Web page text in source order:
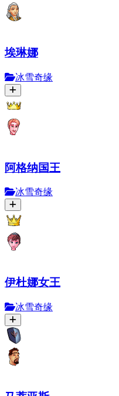
埃琳娜
冰雪奇缘
阿格纳国王
冰雪奇缘
伊杜娜女王
冰雪奇缘